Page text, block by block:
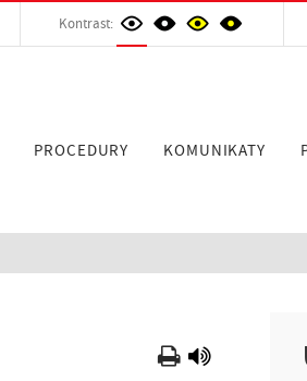
Kontrast:
PROCEDURY KOMUNIKATY